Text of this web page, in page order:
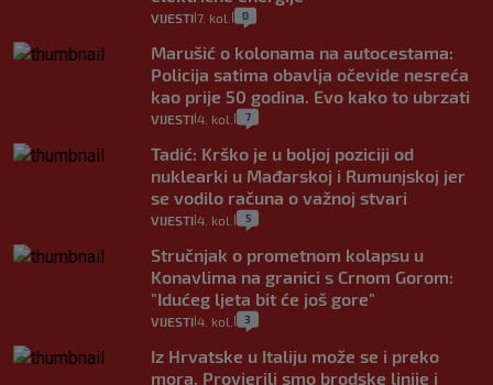
VIJESTI 7. kol. 0
Marušić o kolonama na autocestama:
Policija satima obavlja očevide nesreća
kao prije 50 godina. Evo kako to ubrzati
VIJESTI 4. kol. 7
Tadić: Krško je u boljoj poziciji od
nuklearki u Mađarskoj i Rumunjskoj jer
se vodilo računa o važnoj stvari
VIJESTI 4. kol. 5
Stručnjak o prometnom kolapsu u
Konavlima na granici s Crnom Gorom:
"Idućeg ljeta bit će još gore"
VIJESTI 4. kol. 3
Iz Hrvatske u Italiju može se i preko
mora. Provjerili smo brodske linije i